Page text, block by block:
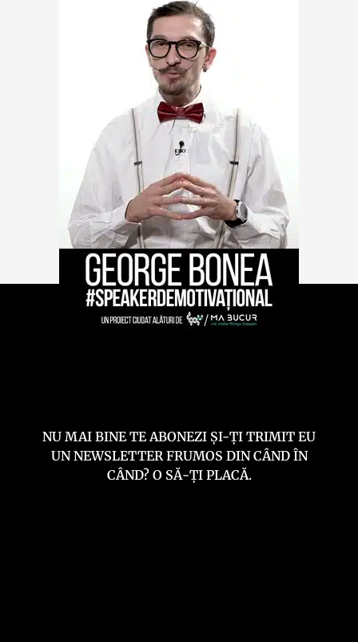
NU MAI BINE TE ABONEZI ȘI-ȚI TRIMIT EU
UN NEWSLETTER FRUMOS DIN CÂND ÎN
CÂND? O SĂ-ȚI PLACĂ.